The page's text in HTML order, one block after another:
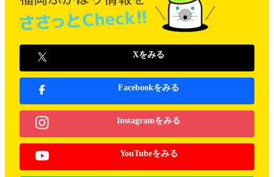
Xをみる
Facebookをみる
Instagramをみる
YouTubeをみる